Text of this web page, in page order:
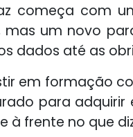
começa com
um novo
dados até as
em formação
para adquirir
à frente no que